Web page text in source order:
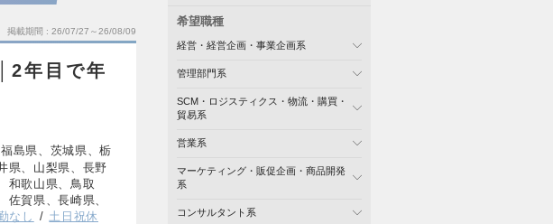
掲載期間 26/07/27～26/08/09
年目で年
島県、茨城県、栃
県、山梨県、長野
和歌山県、鳥取
賀県、長崎県、
なし
土日祝休
希望職種
経営・経営企画・事業企画系
管理部門系
SCM・ロジスティクス・物流・購買・
貿易系
営業系
マーケティング・販促企画・商品開発
系
コンサルタント系